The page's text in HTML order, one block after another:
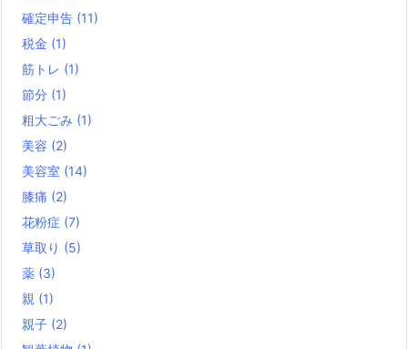
確定申告 (11)
税金 (1)
筋トレ (1)
節分 (1)
粗大ごみ (1)
美容 (2)
美容室 (14)
膝痛 (2)
花粉症 (7)
草取り (5)
薬 (3)
親 (1)
親子 (2)